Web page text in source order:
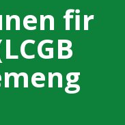
fir